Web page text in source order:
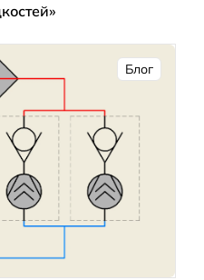
Блог